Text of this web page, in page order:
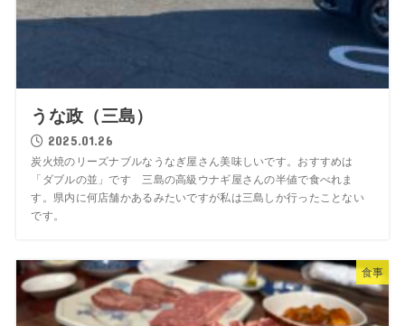
うな政（三島）
2025.01.26
炭火焼のリーズナブルなうなぎ屋さん美味しいです。おすすめは
「ダブルの並」です 三島の高級ウナギ屋さんの半値で食べれま
す。県内に何店舗かあるみたいですが私は三島しか行ったことない
です。
食事